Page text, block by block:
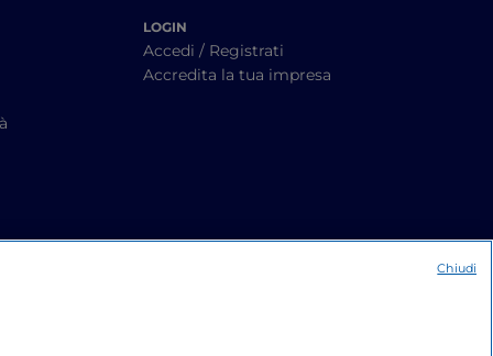
LOGIN
Accedi / Registrati
Accredita la tua impresa
Chiudi